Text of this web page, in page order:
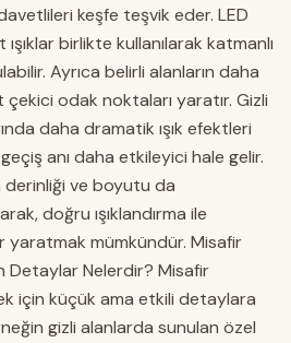
keşfe teşvik eder. LED
birlikte kullanılarak katmanlı
Ayrıca belirli alanların daha
odak noktaları yaratır. Gizli
daha dramatik ışık efektleri
anı daha etkileyici hale gelir.
derinliği ve boyutu da
doğru ışıklandırma ile
mümkündür. Misafir
Detaylar Nelerdir? Misafir
için küçük ama etkili detaylara
gizli alanlarda sunulan özel